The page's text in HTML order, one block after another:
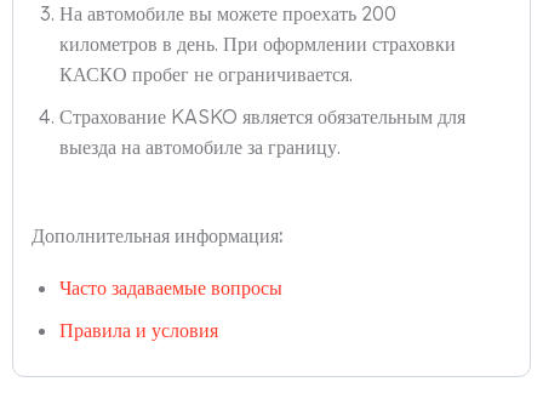
На автомобиле вы можете проехать 200
километров в день. При оформлении страховки
КАСКО пробег не ограничивается.
Страхование KASKO является обязательным для
выезда на автомобиле за границу.
Дополнительная информация:
Часто задаваемые вопросы
Правила и условия